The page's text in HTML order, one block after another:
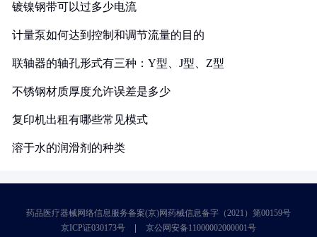
镀镍钢带可以过多少电流
计量泵如何达到控制和调节流量的目的
联轴器的轴孔形式有三种：Y型、J型、Z型
不锈钢材质厚度允许误差是多少
复印机出租有哪些常见模式
溶于水的润滑剂的种类
药品医疗器械网络信息服务备案(京)网药械信息备字（2021）第00159号
京ICP证030173号
京公网安备11000002000001号